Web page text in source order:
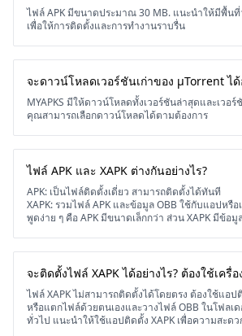
ไฟล์ APK มีขนาดประมาณ 30 MB. แนะนำให้มีพื้นที่
เพื่อให้การติดตั้งและการทำงานราบรื่น
จะดาวน์โหลดเวอร์ชันเก่าของ μTorrent ได้
MYAPKS มีให้ดาวน์โหลดทั้งเวอร์ชันล่าสุดและเวอร์
คุณสามารถเลือกดาวน์โหลดได้ตามต้องการ
ไฟล์ APK และ XAPK ต่างกันอย่างไร?
APK: เป็นไฟล์ติดตั้งเดี่ยว สามารถติดตั้งได้ทันที
XAPK: รวมไฟล์ APK และข้อมูล OBB ใช้กับแอปหรื
พูดง่าย ๆ คือ APK มีขนาดเล็กกว่า ส่วน XAPK มีข้อ
จะติดตั้งไฟล์ XAPK ได้อย่างไร? ต้องใช้เครื่
ไฟล์ XAPK ไม่สามารถติดตั้งได้โดยตรง ต้องใช้แอป
หรือแตกไฟล์ด้วยตนเองและวางไฟล์ OBB ในโฟลเ
ทั่วไป แนะนำให้ใช้แอปติดตั้ง XAPK เพื่อความสะดว